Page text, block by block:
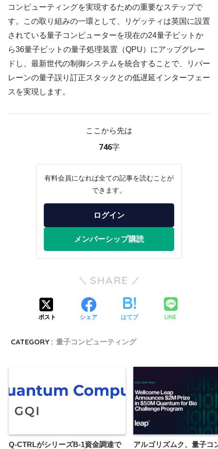
コンピューティングを実現するための重要なステップで
す。この取り組みの一環として、リゲッティは英国に設置
されている量子コンピューターを現在の24量子ビットか
ら36量子ビットの量子処理装置（QPU）にアップグレー
ドし、最新世代の制御システムを統合することで、リバー
レーンの量子誤り訂正スタックとの低遅延インターフェー
スを実現します。
ここから先は
746字
有料会員になれば全ての記事を読むことが
できます。
ログイン
メンバーシップ購読
SHARE
ポスト シェア はてブ LINE
CATEGORY : 量子コンピューティング
Q-CTRLがシリーズB-1資金調達で
アルゴリズムク、量子コ